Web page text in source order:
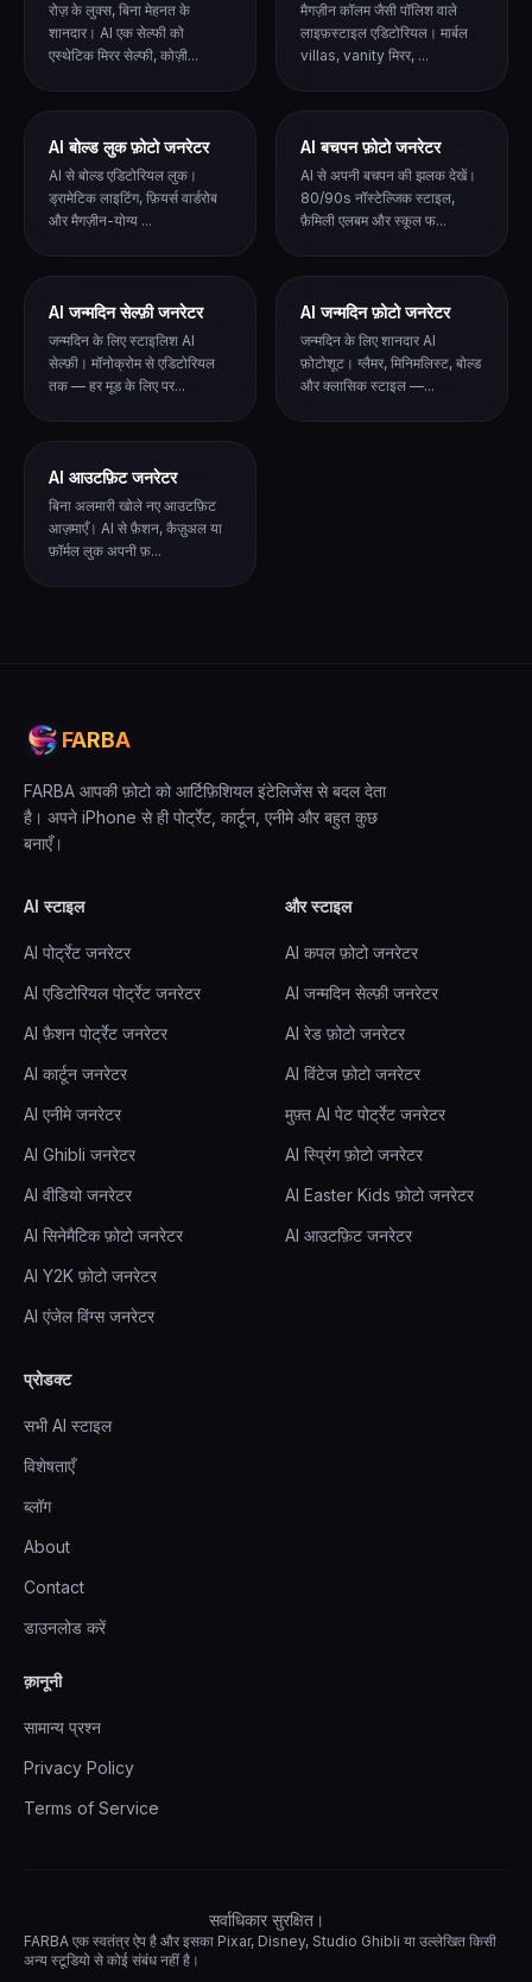
रोज़ के लुक्स, बिना मेहनत के
शानदार। AI एक सेल्फी को
एस्थेटिक मिरर सेल्फी, कोज़ी...
मैगज़ीन कॉलम जैसी पॉलिश वाले
लाइफ़स्टाइल एडिटोरियल। मार्बल
villas, vanity मिरर, ...
AI बोल्ड लुक फ़ोटो जनरेटर
AI से बोल्ड एडिटोरियल लुक।
ड्रामेटिक लाइटिंग, फ़ियर्स वार्डरोब
और मैगज़ीन-योग्य ...
AI बचपन फ़ोटो जनरेटर
AI से अपनी बचपन की झलक देखें।
80/90s नॉस्टेल्जिक स्टाइल,
फ़ैमिली एलबम और स्कूल फ...
AI जन्मदिन सेल्फ़ी जनरेटर
जन्मदिन के लिए स्टाइलिश AI
सेल्फ़ी। मॉनोक्रोम से एडिटोरियल
तक — हर मूड के लिए पर...
AI जन्मदिन फ़ोटो जनरेटर
जन्मदिन के लिए शानदार AI
फ़ोटोशूट। ग्लैमर, मिनिमलिस्ट, बोल्ड
और क्लासिक स्टाइल —...
AI आउटफ़िट जनरेटर
बिना अलमारी खोले नए आउटफ़िट
आज़माएँ। AI से फ़ैशन, कैज़ुअल या
फ़ॉर्मल लुक अपनी फ़...
FARBA
FARBA आपकी फ़ोटो को आर्टिफ़िशियल इंटेलिजेंस से बदल देता
है। अपने iPhone से ही पोर्ट्रेट, कार्टून, एनीमे और बहुत कुछ
बनाएँ।
AI स्टाइल
AI पोर्ट्रेट जनरेटर
AI एडिटोरियल पोर्ट्रेट जनरेटर
AI फ़ैशन पोर्ट्रेट जनरेटर
AI कार्टून जनरेटर
AI एनीमे जनरेटर
AI Ghibli जनरेटर
AI वीडियो जनरेटर
AI सिनेमैटिक फ़ोटो जनरेटर
AI Y2K फ़ोटो जनरेटर
AI एंजेल विंग्स जनरेटर
और स्टाइल
AI कपल फ़ोटो जनरेटर
AI जन्मदिन सेल्फ़ी जनरेटर
AI रेड फ़ोटो जनरेटर
AI विंटेज फ़ोटो जनरेटर
मुफ़्त AI पेट पोर्ट्रेट जनरेटर
AI स्प्रिंग फ़ोटो जनरेटर
AI Easter Kids फ़ोटो जनरेटर
AI आउटफ़िट जनरेटर
प्रोडक्ट
सभी AI स्टाइल
विशेषताएँ
ब्लॉग
About
Contact
डाउनलोड करें
क़ानूनी
सामान्य प्रश्न
Privacy Policy
Terms of Service
सर्वाधिकार सुरक्षित।
FARBA एक स्वतंत्र ऐप है और इसका Pixar, Disney, Studio Ghibli या उल्लेखित किसी
अन्य स्टूडियो से कोई संबंध नहीं है।